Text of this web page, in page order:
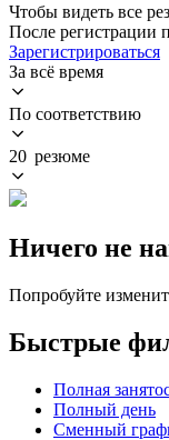
Чтобы видеть все
После регистрации
Зарегистрироваться
За всё время
По соответствию
20 резюме
Ничего не
Попробуйте
Быстрые
Полная
Полный день
Сменный